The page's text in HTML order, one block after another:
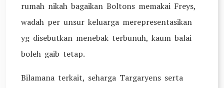
rumah nikah bagaikan Boltons memakai Freys,
wadah per unsur keluarga merepresentasikan
yg disebutkan menebak terbunuh, kaum balai
boleh gaib tetap.
Bilamana terkait, seharga Targaryens serta